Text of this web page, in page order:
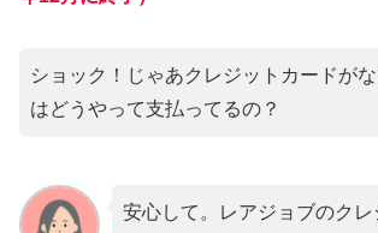
ショック！じゃあクレジットカードがな
はどうやって支払ってるの？
安心して。レアジョブのクレ